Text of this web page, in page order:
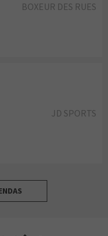
BOXEUR DES RUES
JD SPORTS